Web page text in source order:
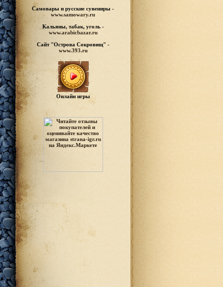
Самовары и русские сувениры -
www.samowary.ru
Кальяны, табак, уголь -
www.arabicbazar.ru
Сайт "Острова Сокровищ" -
www.393.ru
Онлайн игры